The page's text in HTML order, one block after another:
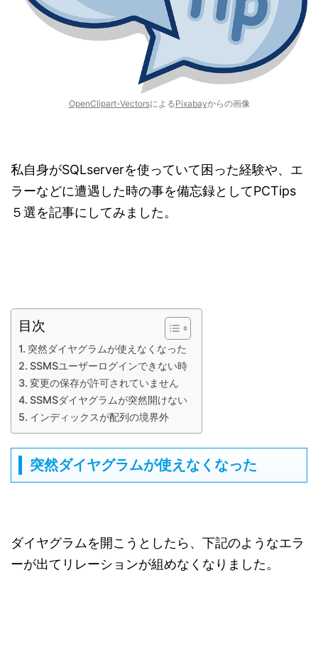
OpenClipart-VectorsによるPixabayからの画像
私自身がSQLserverを使っていて困った経験や、エ
ラーなどに遭遇した時の事を備忘録としてPCTips
５選を記事にしてみました。
目次
突然ダイヤグラムが使えなくなった
SSMSユーザーログインできない時
変更の保存が許可されていません
SSMSダイヤグラムが突然開けない
インディックスが配列の境界外
突然ダイヤグラムが使えなくなった
ダイヤグラムを開こうとしたら、下記のようなエラ
ーが出てリレーションが組めなくなりました。